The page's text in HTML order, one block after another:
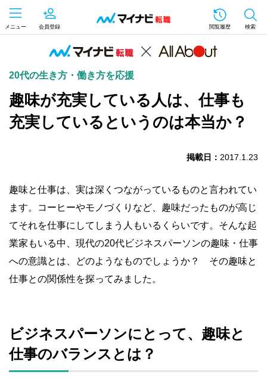
メニュー 会員登録 閲覧履歴 検索
20代の生き方・働き方を応援
趣味が充実している人は、仕事も
充実しているというのは本当か？
掲載日： 2017.1.23
趣味と仕事は、実は深くつながっているものと言われてい
ます。コーヒーやモノづくりなど、趣味だったものが高じ
てそれを仕事にしてしまう人もいるくらいです。そんな起
業家もいる中、現代の20代ビジネスパーソンの趣味・仕事
への意識とは、どのようなものでしょうか？ その趣味と
仕事との関係性を探ってみました。
ビジネスパーソンにとって、趣味と
仕事のバランスとは？